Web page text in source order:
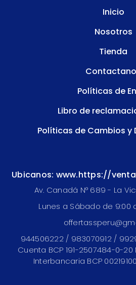
Inicio
Nosotros
Tienda
Políticas de
Libro de
Políticas de Cambios y
Ubicanos: www.https://
Av. Canadá N° 689 - La
Lunes a Sábado de 9:00
944506222 / 983070912 /
Cuenta BCP 191-2507484-0-
Interbancaria BCP